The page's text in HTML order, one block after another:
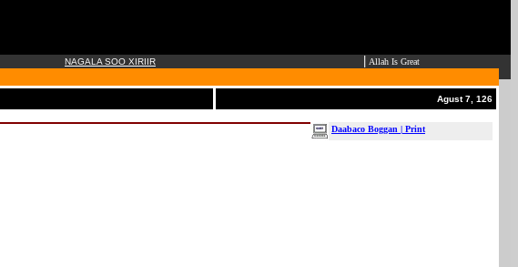
NAGALA SOO XIRIIR Allah Is Great
Agust 7, 126
Daabaco Boggan | Print